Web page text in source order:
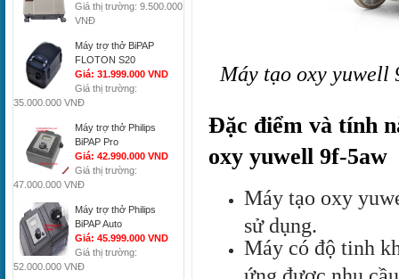
Giá thị trường: 9.500.000
VNĐ
Máy trợ thở BiPAP
FLOTON S20
Giá: 31.999.000 VND
Giá thị trường:
35.000.000 VNĐ
Máy trợ thở Philips
BiPAP Pro
Giá: 42.990.000 VND
Giá thị trường:
47.000.000 VNĐ
Máy trợ thở Philips
BiPAP Auto
Giá: 45.999.000 VND
Giá thị trường:
52.000.000 VNĐ
Máy tạo oxy yuwell
Đặc điểm và tính
oxy yuwell 9f-5aw
Máy tạo oxy
sử dụng.
Máy có độ tinh
ứng được nhu